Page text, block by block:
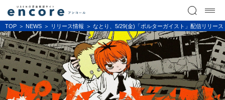
TOP NEWS リリース情報 なとり、5/29(金)「ポルターガイスト」配信リリー